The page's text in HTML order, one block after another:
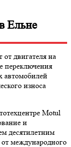
Ельне
двигателя на
переключения
автомобилей
износа
Motul
и
десятилетним
международного